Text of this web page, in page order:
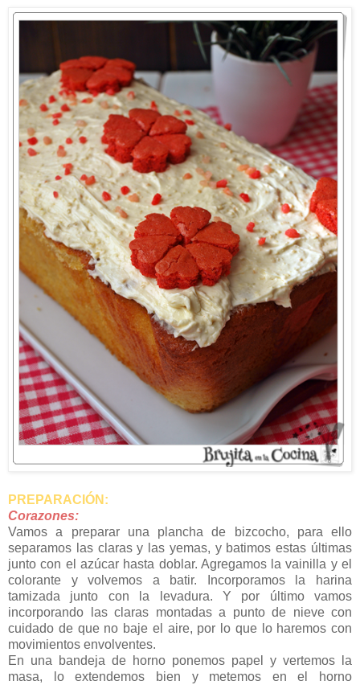
PREPARACIÓN:
Corazones:
Vamos a preparar una plancha de bizcocho, para ello
separamos las claras y las yemas, y batimos estas últimas
junto con el azúcar hasta doblar. Agregamos la vainilla y el
colorante y volvemos a batir. Incorporamos la harina
tamizada junto con la levadura. Y por último vamos
incorporando las claras montadas a punto de nieve con
cuidado de que no baje el aire, por lo que lo haremos con
movimientos envolventes.
En una bandeja de horno ponemos papel y vertemos la
masa, lo extendemos bien y metemos en el horno